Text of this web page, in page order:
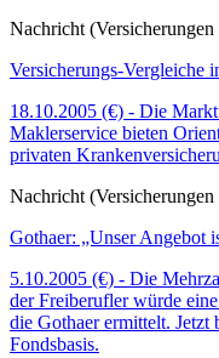
Nachricht
Versicherungs-Vergleiche
18.10.2005 (€) - Die
Maklerservice bieten
privaten
Nachricht
Gothaer: „Unser Angebot
5.10.2005 (€) - Die
der Freiberufler würde
die Gothaer ermittelt. Jetzt
Fondsbasis.